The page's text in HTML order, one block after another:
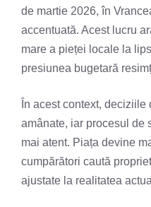
de martie 2026, în
accentuată. Acest lucru
mare a pieței locale la
presiunea bugetară
În acest context,
amânate, iar procesul de
mai atent. Piața devine
cumpărători caută
ajustate la realitatea